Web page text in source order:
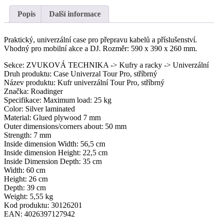
Popis Další informace
Praktický, univerzální case pro přepravu kabelů a příslušenství.
Vhodný pro mobilní akce a DJ. Rozměr: 590 x 390 x 260 mm.
Sekce: ZVUKOVÁ TECHNIKA -> Kufry a racky -> Univerzální
Druh produktu: Case Univerzal Tour Pro, stříbrný
Název produktu: Kufr univerzální Tour Pro, stříbrný
Značka: Roadinger
Specifikace: Maximum load: 25 kg
Color: Silver laminated
Material: Glued plywood 7 mm
Outer dimensions/corners about: 50 mm
Strength: 7 mm
Inside dimension Width: 56,5 cm
Inside dimension Height: 22,5 cm
Inside Dimension Depth: 35 cm
Width: 60 cm
Height: 26 cm
Depth: 39 cm
Weight: 5,55 kg
Kod produktu: 30126201
EAN: 4026397127942